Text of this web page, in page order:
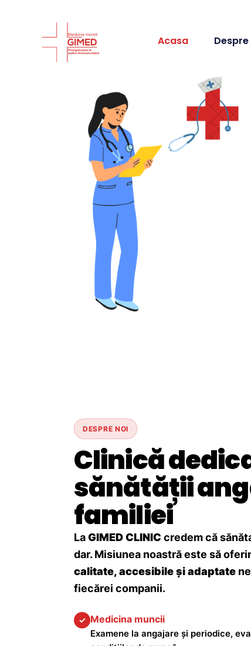
Acasa Despre
DESPRE NOI
Clinică
sănătății
familiei
LaGIMED CLINIC credem că
dar. Misiunea noastră este să
calitate, accesibile și adaptate
fiecărei companii.
✓ Medicina muncii
Examene la angajare și periodice,